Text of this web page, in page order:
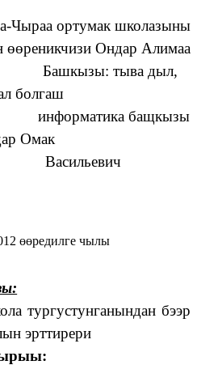
Чыраа ортумак школазыны
өөреникчизи Ондар Алимаа
тыва дыл,
болгаш
бащкызы
Омак
өөредилге чылы
тургустунганындан бээр
эрттирери